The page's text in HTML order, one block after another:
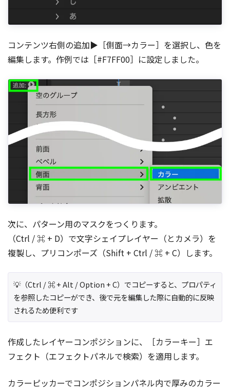
コンテンツ右側の追加▶［側面→カラー］を選択し、色を
編集します。作例では［#F7FF00］に設定しました。
次に、パターン用のマスクをつくります。
（Ctrl / ⌘ + D）で文字シェイプレイヤー（とカメラ）を
複製し、プリコンポーズ（Shift + Ctrl / ⌘ + C）します。
💡（Ctrl / ⌘ + Alt / Option + C）でコピーすると、プロパティ
を参照したコピーができ、後で元を編集した際に自動的に反映
されるため便利です
作成したレイヤーコンポジションに、［カラーキー］エ
フェクト（エフェクトパネルで検索）を適用します。
カラーピッカーでコンポジションパネル内で厚みのカラー